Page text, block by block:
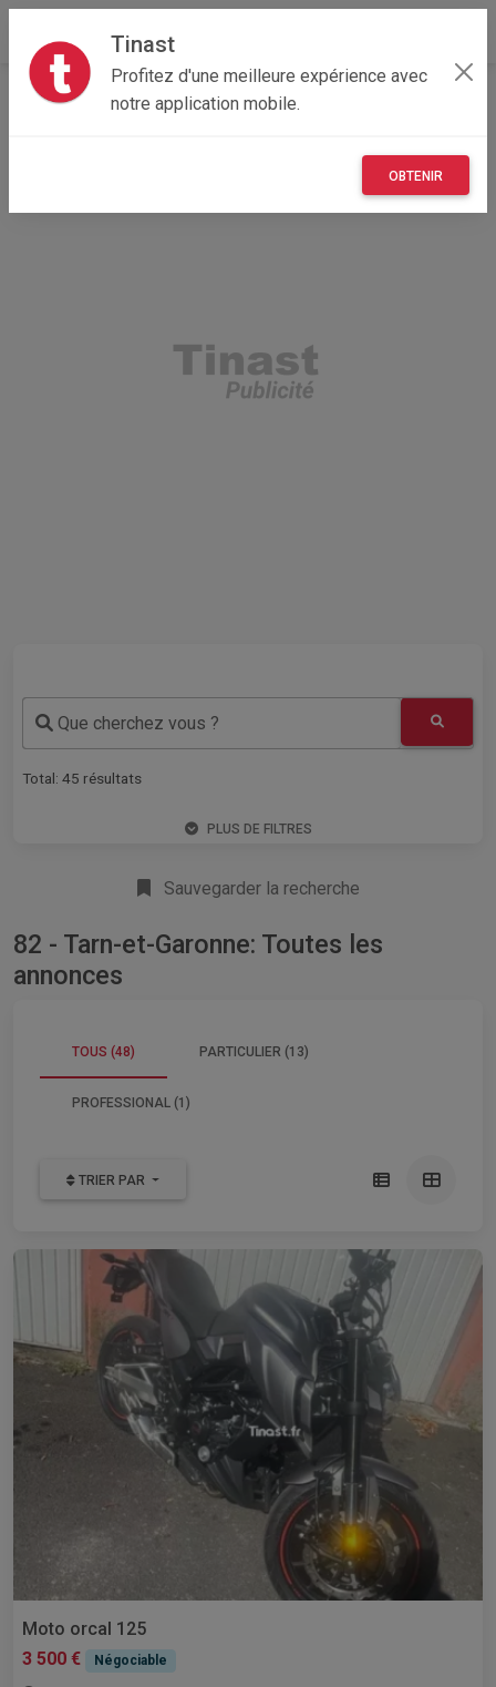
Tinast
Profitez d'une meilleure expérience avec
notre application mobile.
OBTENIR
Accueil Recherche Occitanie
Que cherchez vous ?
Total: 45 résultats
PLUS DE FILTRES
Sauvegarder la recherche
82 - Tarn-et-Garonne: Toutes les
annonces
TOUS (48) PARTICULIER (13)
PROFESSIONAL (1)
TRIER PAR
Moto orcal 125
3 500 €
Négociable